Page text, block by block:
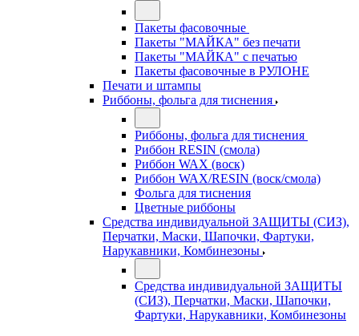
Пакеты фасовочные
Пакеты "МАЙКА" без печати
Пакеты "МАЙКА" с печатью
Пакеты фасовочные в РУЛОНЕ
Печати и штампы
Риббоны, фольга для тиснения
Риббоны, фольга для тиснения
Риббон RESIN (смола)
Риббон WAX (воск)
Риббон WAX/RESIN (воск/смола)
Фольга для тиснения
Цветные риббоны
Средства индивидуальной ЗАЩИТЫ (СИЗ),
Перчатки, Маски, Шапочки, Фартуки,
Нарукавники, Комбинезоны
Средства индивидуальной ЗАЩИТЫ
(СИЗ), Перчатки, Маски, Шапочки,
Фартуки, Нарукавники, Комбинезоны